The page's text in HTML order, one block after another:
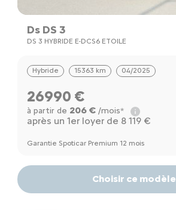
Ds DS 3
DS 3 HYBRIDE E-DCS6 ETOILE
Hybride 15363 km 04/2025
26990 €
à partir de 206 €/mois*
après un 1er loyer de 8 119 €
Garantie Spoticar Premium 12 mois
Choisir ce modèle